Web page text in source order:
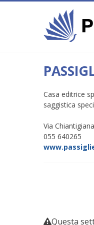
Casa editrice
saggistica
Via
055 640265
Questa